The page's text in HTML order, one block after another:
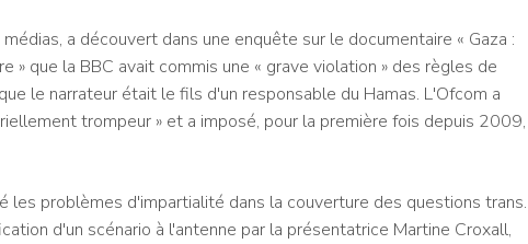
a découvert dans une enquête sur le documentaire « Gaza :
» que la BBC avait commis une « grave violation » des règles de
le narrateur était le fils d'un responsable du Hamas. L'Ofcom a
trompeur » et a imposé, pour la première fois depuis 2009,
les problèmes d'impartialité dans la couverture des questions trans.
d'un scénario à l'antenne par la présentatrice Martine Croxall,